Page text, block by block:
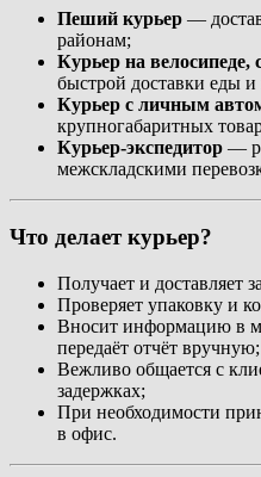
Пеший курьер —
районам;
Курьер на велосипеде,
быстрой доставки еды и
Курьер с личным
крупногабаритных
Курьер-экспедитор —
межскладскими
Что делает курьер?
Получает и доставляет
Проверяет упаковку и
Вносит информацию в
передаёт отчёт вручную;
Вежливо общается с
задержках;
При необходимости
в офис.